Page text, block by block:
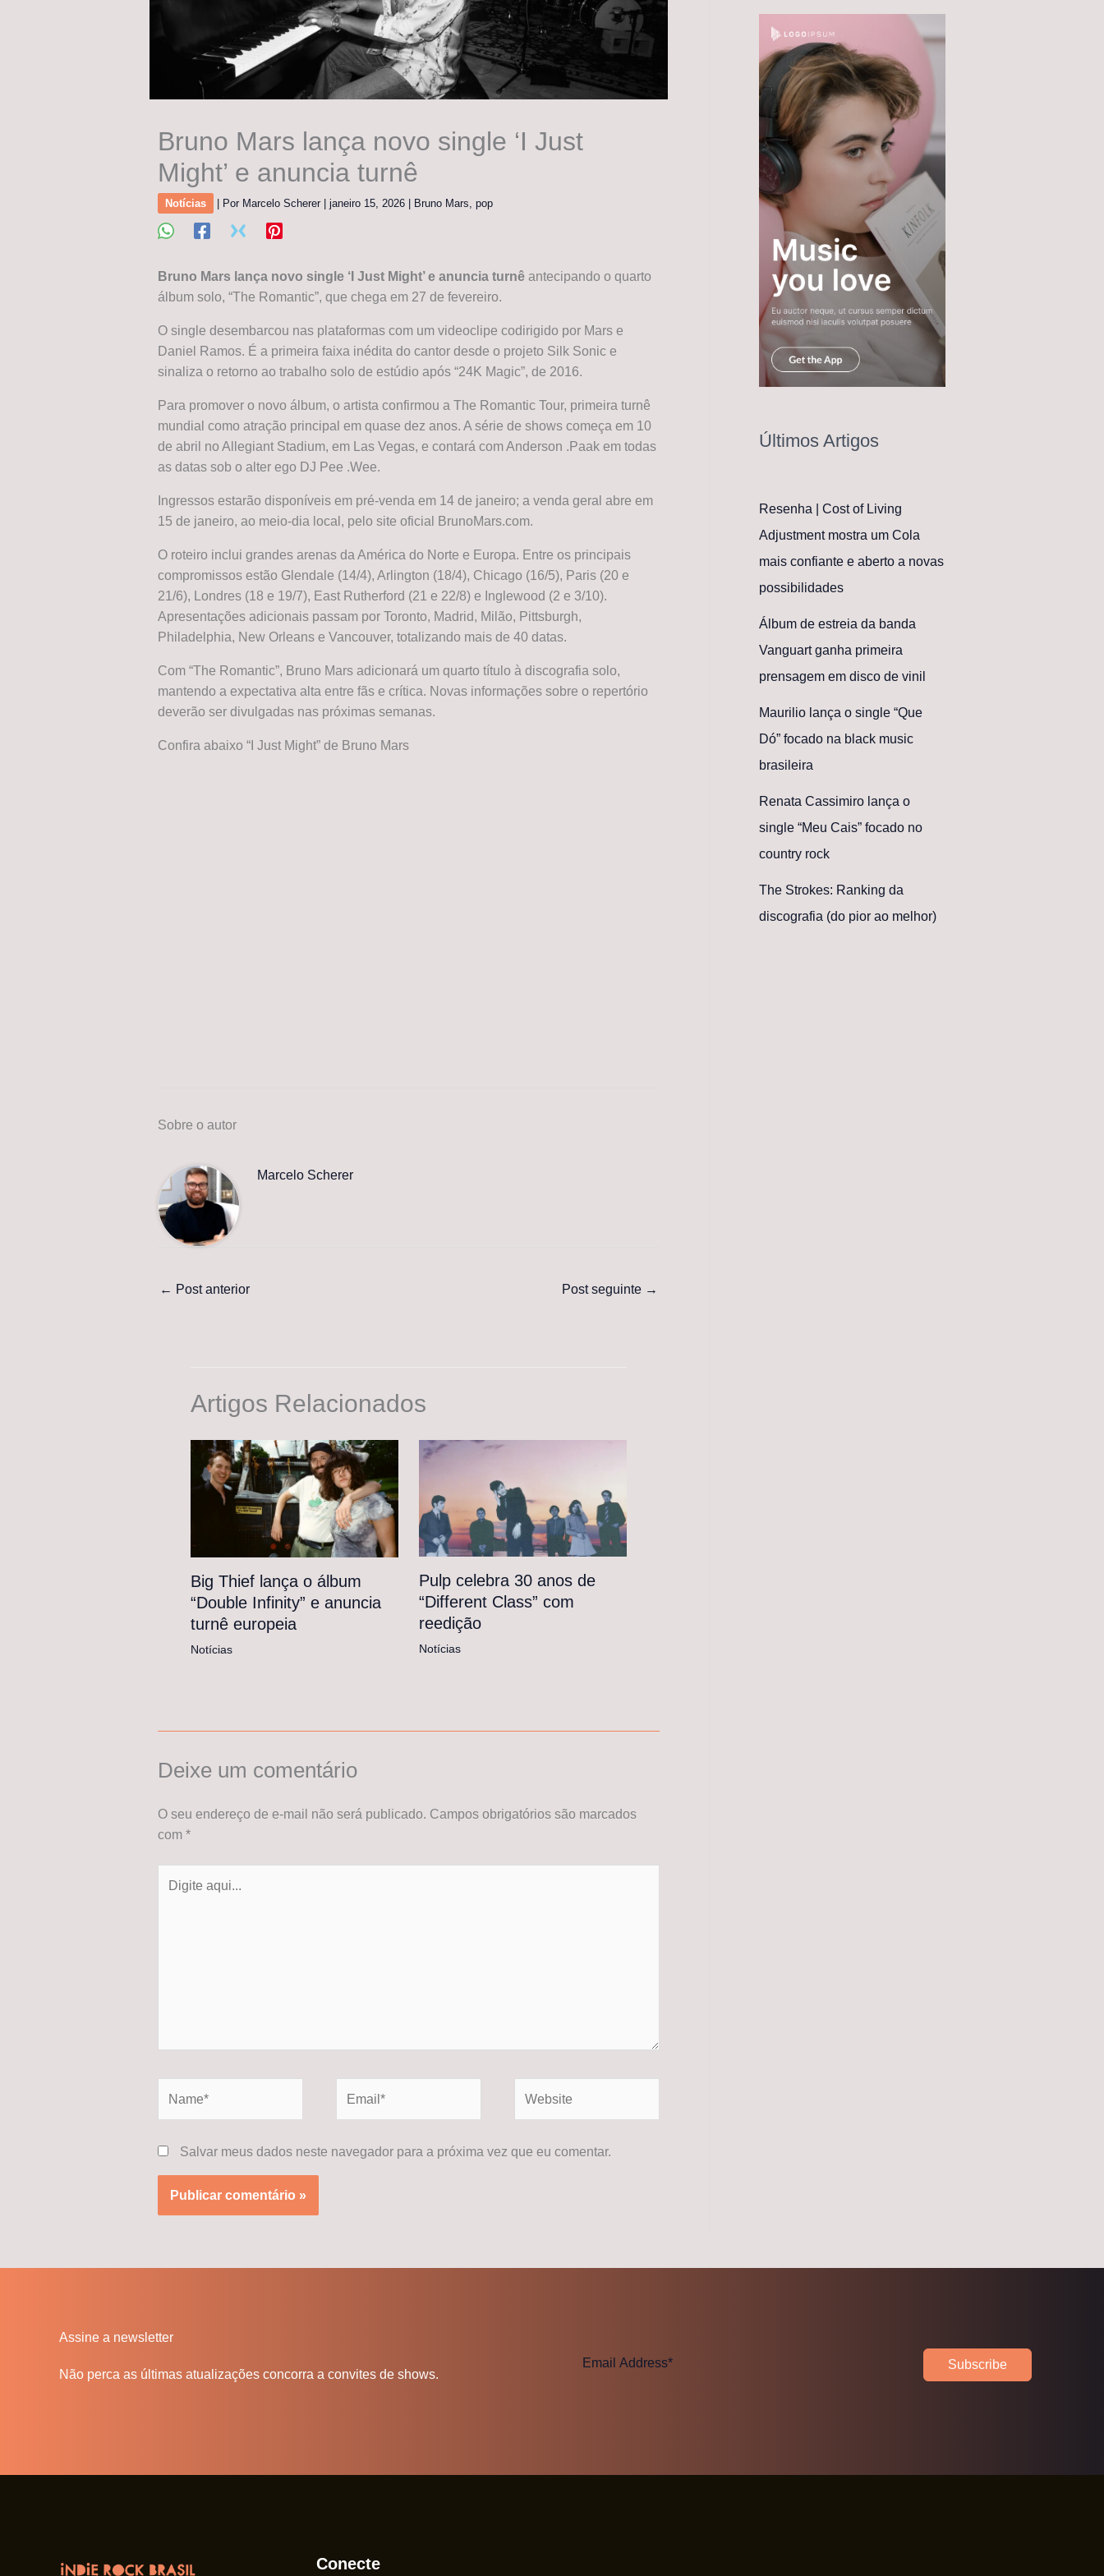
Bruno Mars lança novo single ‘I Just
Might’ e anuncia turnê
Notícias | Por Marcelo Scherer janeiro 15, 2026 Bruno Mars pop
Bruno Mars lança novo single ‘I Just Might’ e anuncia turnê antecipando o quarto
álbum solo, “The Romantic”, que chega em 27 de fevereiro.
O single desembarcou nas plataformas com um videoclipe codirigido por Mars e
Daniel Ramos. É a primeira faixa inédita do cantor desde o projeto Silk Sonic e
sinaliza o retorno ao trabalho solo de estúdio após “24K Magic”, de 2016.
Para promover o novo álbum, o artista confirmou a The Romantic Tour, primeira turnê
mundial como atração principal em quase dez anos. A série de shows começa em 10
de abril no Allegiant Stadium, em Las Vegas, e contará com Anderson .Paak em todas
as datas sob o alter ego DJ Pee .Wee.
Ingressos estarão disponíveis em pré-venda em 14 de janeiro; a venda geral abre em
15 de janeiro, ao meio-dia local, pelo site oficial BrunoMars.com.
O roteiro inclui grandes arenas da América do Norte e Europa. Entre os principais
compromissos estão Glendale (14/4), Arlington (18/4), Chicago (16/5), Paris (20 e
21/6), Londres (18 e 19/7), East Rutherford (21 e 22/8) e Inglewood (2 e 3/10).
Apresentações adicionais passam por Toronto, Madrid, Milão, Pittsburgh,
Philadelphia, New Orleans e Vancouver, totalizando mais de 40 datas.
Com “The Romantic”, Bruno Mars adicionará um quarto título à discografia solo,
mantendo a expectativa alta entre fãs e crítica. Novas informações sobre o repertório
deverão ser divulgadas nas próximas semanas.
Confira abaixo “I Just Might” de Bruno Mars
Sobre o autor
Marcelo Scherer
← Post anterior Post seguinte →
Artigos Relacionados
Big Thief lança o álbum
“Double Infinity” e anuncia
turnê europeia
Notícias
Pulp celebra 30 anos de
“Different Class” com
reedição
Notícias
Deixe um comentário
O seu endereço de e-mail não será publicado. Campos obrigatórios são marcados
com *
aqui...
Salvar meus dados neste navegador para a próxima vez que eu comentar.
Últimos Artigos
Resenha | Cost of Living
Adjustment mostra um Cola
mais confiante e aberto a novas
possibilidades
Álbum de estreia da banda
Vanguart ganha primeira
prensagem em disco de vinil
Maurilio lança o single “Que
Dó” focado na black music
brasileira
Renata Cassimiro lança o
single “Meu Cais” focado no
country rock
The Strokes: Ranking da
discografia (do pior ao melhor)
Assine a newsletter
Não perca as últimas atualizações concorra a convites de shows.
Subscribe
Conecte